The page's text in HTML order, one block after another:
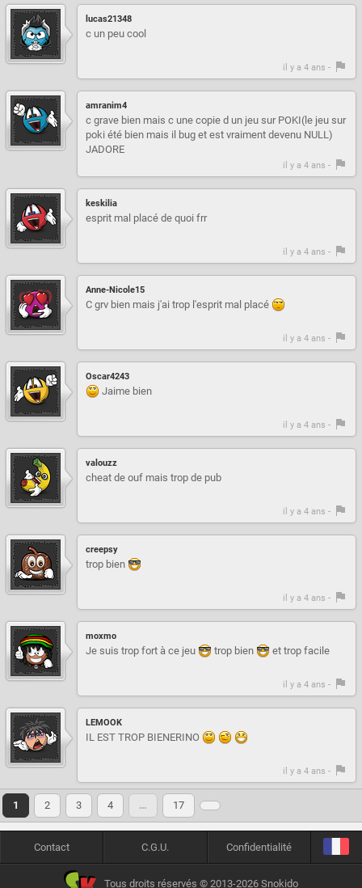
lucas21348
c un peu cool
il y a 4 ans -
amranim4
c grave bien mais c une copie d un jeu sur POKI(le jeu sur
poki été bien mais il bug et est vraiment devenu NULL)
JADORE
il y a 4 ans -
keskilia
esprit mal placé de quoi frr
il y a 4 ans -
Anne-Nicole15
C grv bien mais j'ai trop l'esprit mal placé
il y a 4 ans -
Oscar4243
Jaime bien
il y a 4 ans -
valouzz
cheat de ouf mais trop de pub
il y a 4 ans -
creepsy
trop bien
il y a 4 ans -
moxmo
Je suis trop fort à ce jeu trop bien et trop facile
il y a 4 ans -
LEMOOK
IL EST TROP BIENERINO
il y a 4 ans -
1 2 3 4 … 17
Contact C.G.U. Confidentialité
Tous droits réservés © 2013-2026 Snokido